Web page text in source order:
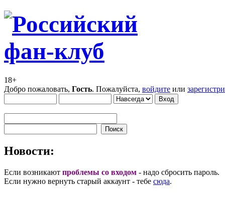
18+
Добро пожаловать, Гость. Пожалуйста, войдите или
Новости:
Если возникают проблемы со входом - надо сбросить пароль.
Если нужно вернуть старый аккаунт - тебе сюда.